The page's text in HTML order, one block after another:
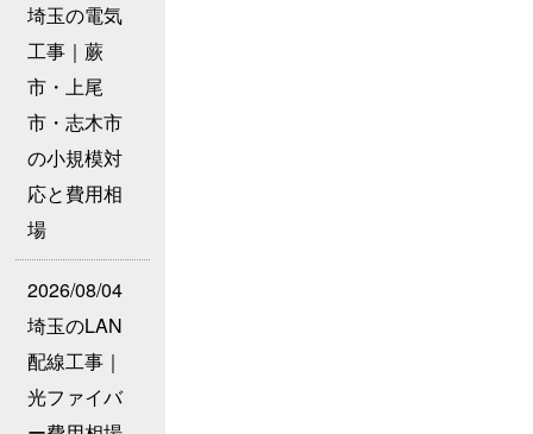
埼玉の電気
工事｜蕨
市・上尾
市・志木市
の小規模対
応と費用相
場
2026/08/04
埼玉のLAN
配線工事｜
光ファイバ